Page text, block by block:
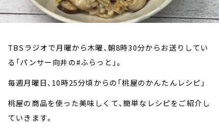
TBSラジオで月曜から木曜、朝8時30分からお送りしてい
る「パンサー向井の#ふらっと」。
毎週月曜日、10時25分頃からの「桃屋のかんたんレシピ」
桃屋の商品を使った美味しくて、簡単なレシピをご紹介し
ていきます。